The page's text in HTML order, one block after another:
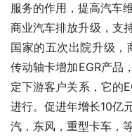
服务的作用，提高汽车
商业汽车排放升级，支
国家的五次出院升级
传动轴卡增加EGR产品
定下游客户关系，它的
进行。促进年增长10亿
汽，东风，重型卡车，等